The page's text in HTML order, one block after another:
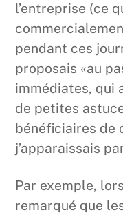
l’entreprise (ce
pendant ces
proposais «au
immédiates, qui
de petites
bénéficiaires de
j’apparaissais
Par exemple,
remarqué que